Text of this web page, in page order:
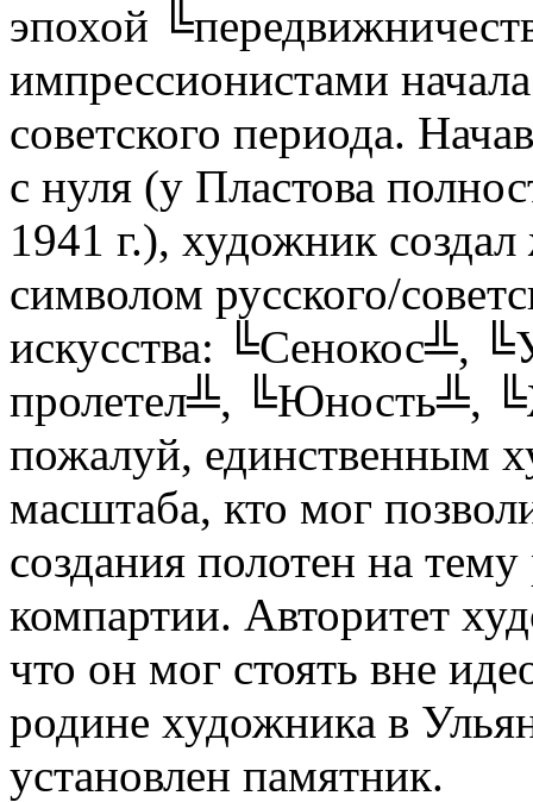
эпохой
импрессионистами
советского периода.
с нуля (у Пластова
1941 г.), художник
символом русского/
искусства: ╚Сенокос╩,
пролетел╩, ╚Юность╩,
пожалуй, единственным
масштаба, кто мог
создания полотен на
компартии. Авторитет
что он мог стоять вне
родине художника в
установлен памятник.